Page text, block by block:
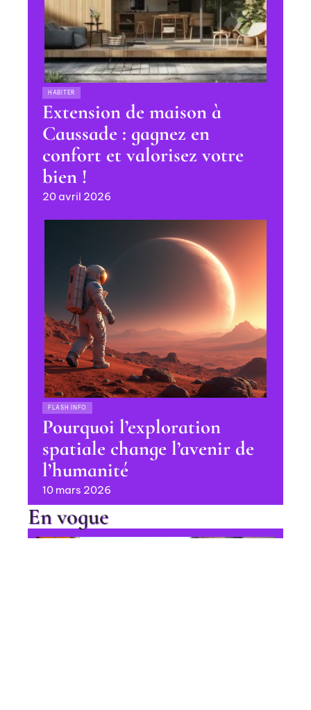
HABITER
Extension de maison à
Caussade : gagnez en
confort et valorisez votre
bien !
20 avril 2026
FLASH INFO
Pourquoi l’exploration
spatiale change l’avenir de
l’humanité
10 mars 2026
En vogue